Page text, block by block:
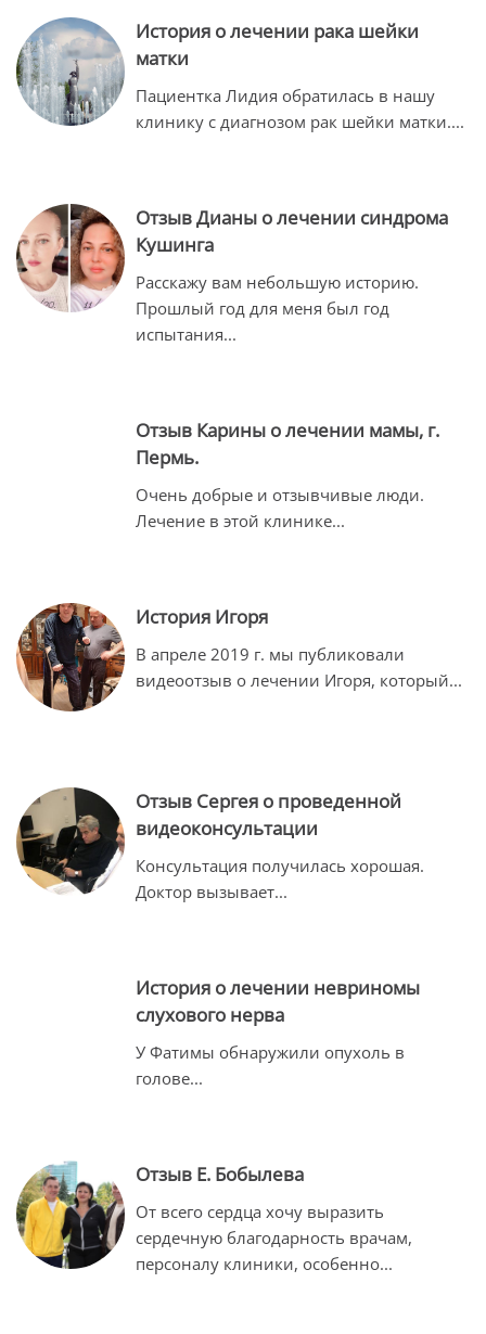
История о лечении рака шейки
матки
Пациентка Лидия обратилась в нашу
клинику с диагнозом рак шейки матки....
Отзыв Дианы о лечении синдрома
Кушинга
Расскажу вам небольшую историю.
Прошлый год для меня был год
испытания...
Отзыв Карины о лечении мамы, г.
Пермь.
Очень добрые и отзывчивые люди.
Лечение в этой клинике...
История Игоря
В апреле 2019 г. мы публиковали
видеоотзыв о лечении Игоря, который...
Отзыв Сергея о проведенной
видеоконсультации
Консультация получилась хорошая.
Доктор вызывает...
История о лечении невриномы
слухового нерва
У Фатимы обнаружили опухоль в
голове...
Отзыв Е. Бобылева
От всего сердца хочу выразить
сердечную благодарность врачам,
персоналу клиники, особенно...